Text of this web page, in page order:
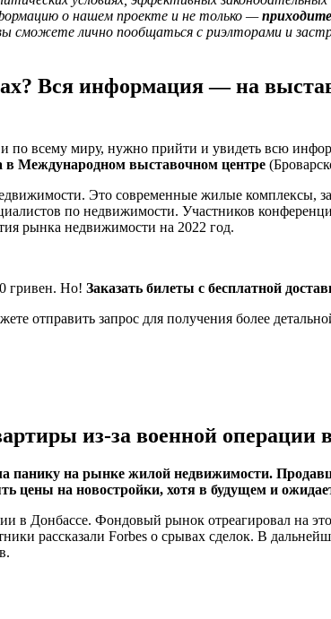
о нашем проекте и не только —
сможете лично пообщаться с риэлторами и
Вся информация — на
по всему миру, нужно прийти и увидеть всю
в Международном выставочном центре
Это современные жилые комплексы,
по недвижимости. Участников
рынка недвижимости на 2022 год.
гривен. Но! Заказать билеты с бесплатной
отправить запрос для получения более
из-за военной операции
панику на рынке жилой недвижимости.
на новостройки, хотя в будущем и
в Донбассе. Фондовый рынок отреагировал на
рассказали Forbes о срывах сделок. В